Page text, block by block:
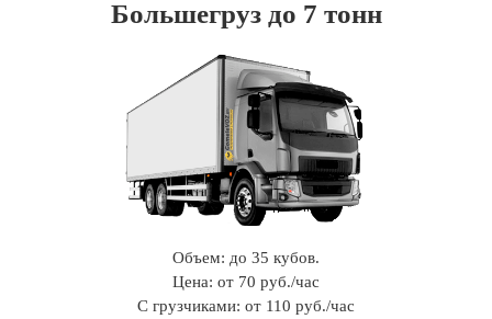
Большегруз до 7 тонн
Объем: до 35 кубов.
Цена: от 70 руб./час
С грузчиками: от 110 руб./час